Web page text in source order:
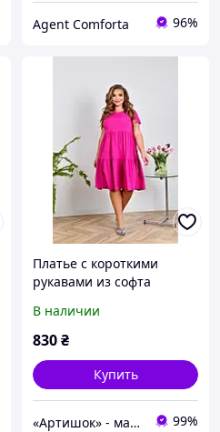
Agent Comforta 96%
Платье с короткими
рукавами из софта
В наличии
830₴
Купить
«Артишок» - магазин женской одежды 99%